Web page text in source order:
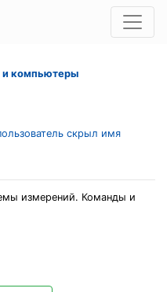
и компьютеры
скрыл имя
измерений. Команды и